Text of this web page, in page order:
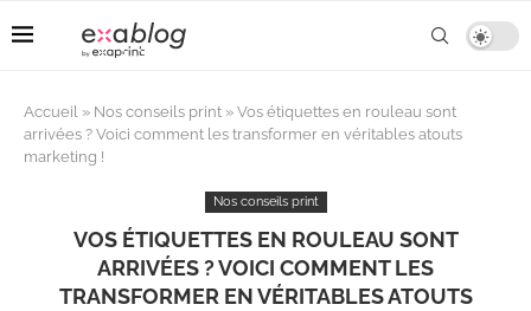
Accueil » Nos conseils print » Vos étiquettes en rouleau sont
arrivées ? Voici comment les transformer en véritables atouts
marketing !
Nos conseils print
VOS ÉTIQUETTES EN ROULEAU SONT
ARRIVÉES ? VOICI COMMENT LES
TRANSFORMER EN VÉRITABLES ATOUTS